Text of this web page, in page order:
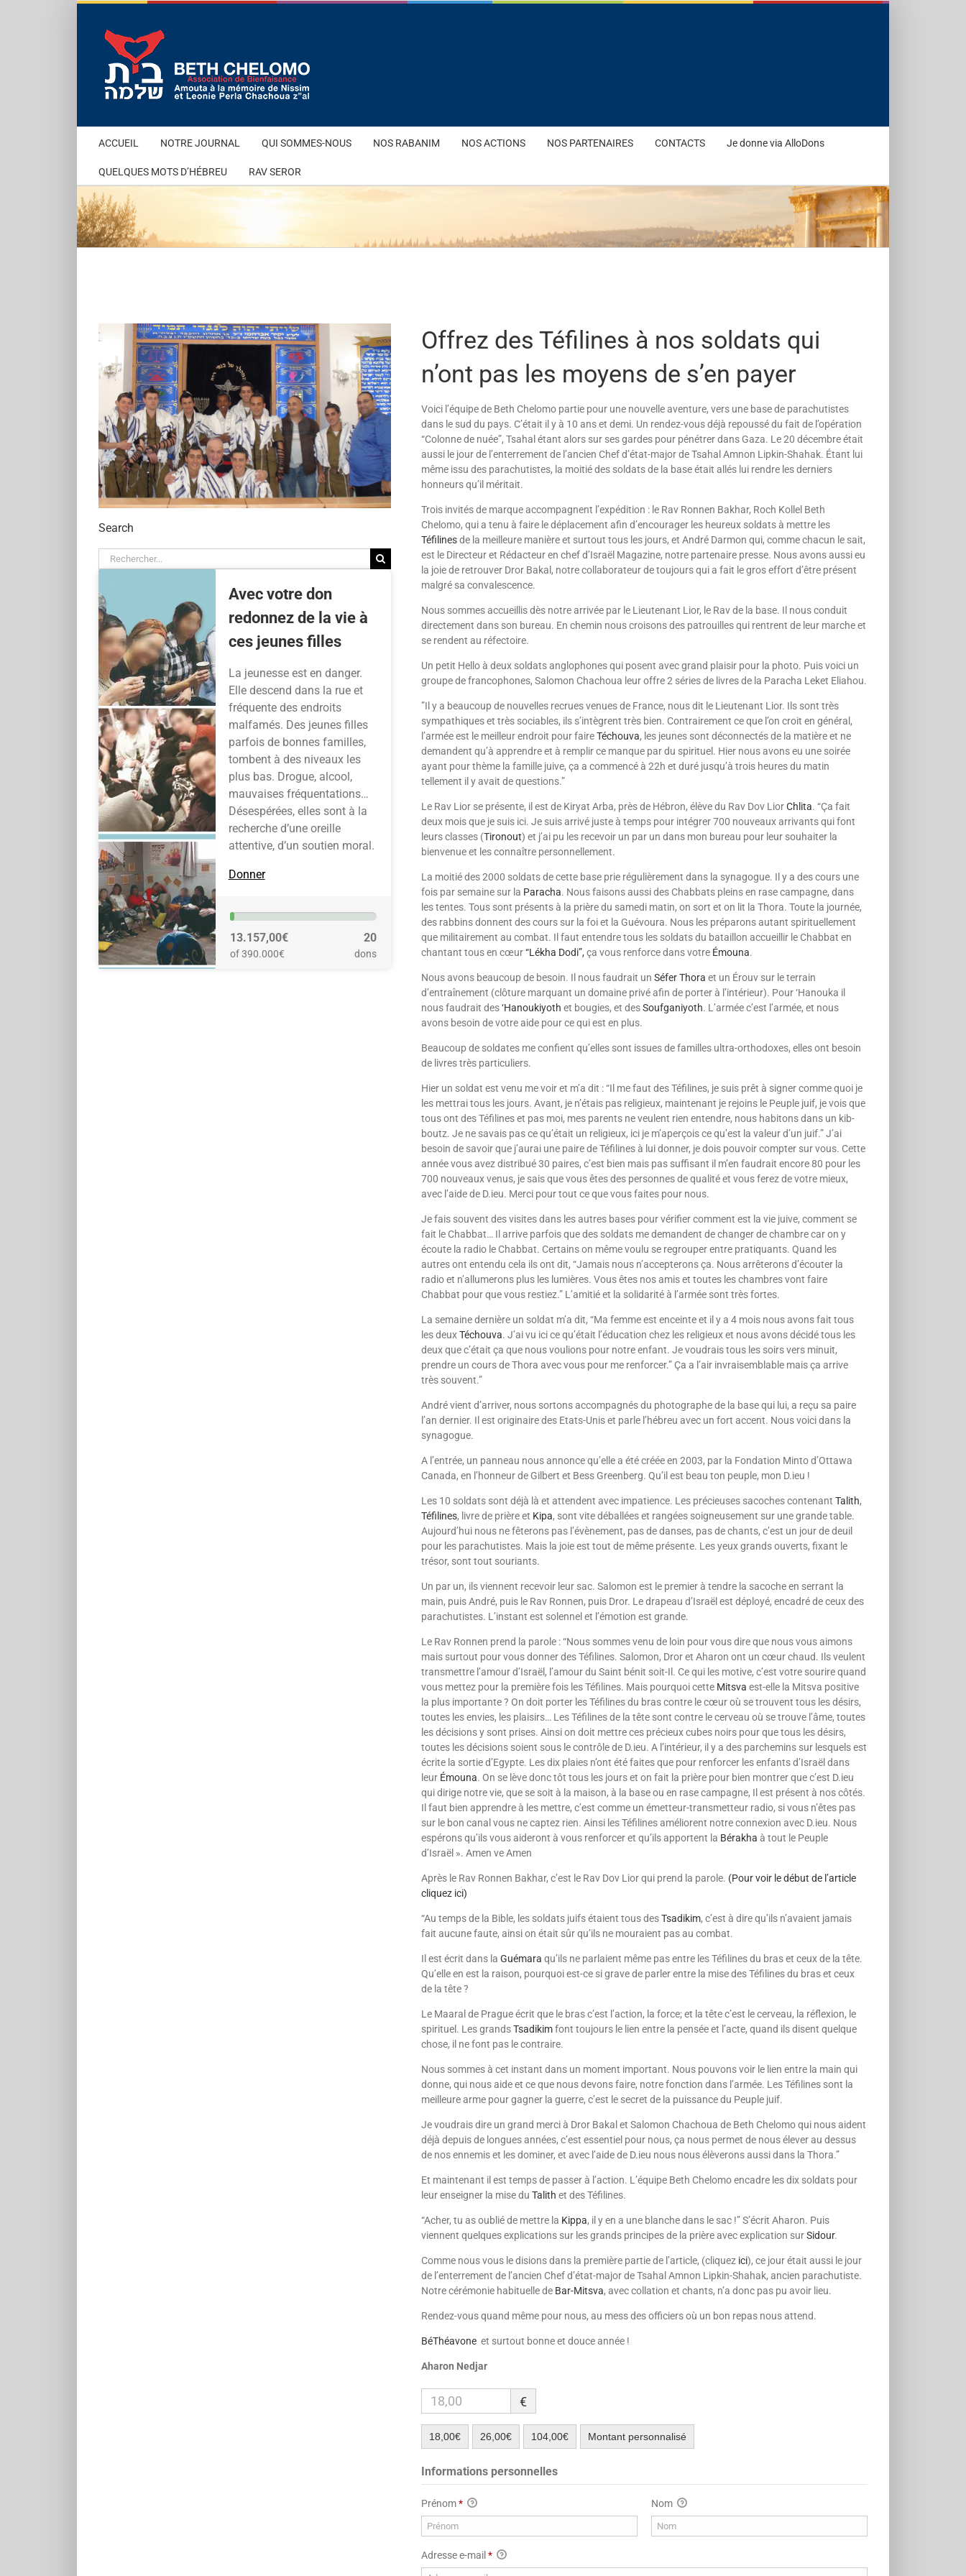
ACCUEIL NOTRE JOURNAL QUI SOMMES-NOUS NOS RABANIM NOS ACTIONS NOS PARTENAIRES CONTACTS Je donne via AlloDons
QUELQUES MOTS D’HÉBREU RAV SEROR
Search
Rechercher:
Avec votre don
redonnez de la vie à
ces jeunes filles
La jeunesse est en danger.
Elle descend dans la rue et
fréquente des endroits
malfamés. Des jeunes filles
parfois de bonnes familles,
tombent à des niveaux les
plus bas. Drogue, alcool,
mauvaises fréquentations…
Désespérées, elles sont à la
recherche d’une oreille
attentive, d’un soutien moral.
Donner
13.157,00€
of 390.000€
20
dons
Offrez des Téfilines à nos soldats qui
n’ont pas les moyens de s’en payer
Voici l’équipe de Beth Chelomo partie pour une nouvelle aventure, vers une base de parachutistes
dans le sud du pays. C’était il y à 10 ans et demi. Un rendez-vous déjà repoussé du fait de l’opération
“Colonne de nuée”, Tsahal étant alors sur ses gardes pour pénétrer dans Gaza. Le 20 décembre était
aussi le jour de l’enter­rement de l’ancien Chef d’état-major de Tsahal Amnon Lipkin-Shahak. Étant lui
même issu des parachutistes, la moitié des soldats de la base était allés lui rendre les derniers
honneurs qu’il méritait.
Trois invités de marque accompagnent l’expédition : le Rav Ronnen Bakhar, Roch Kollel Beth
Chelomo, qui a tenu à faire le déplacement afin d’encourager les heu­reux soldats à mettre les
Téfilinesde la meilleure manière et surtout tous les jours, et André Darmon qui, comme chacun le sait,
est le Directeur et Rédacteur en chef d’Israël Magazine, notre partenaire presse. Nous avons aussi eu
la joie de retrouver Dror Bakal, notre collaborateur de toujours qui a fait le gros effort d’être présent
malgré sa convalescence.
Nous sommes accueillis dès notre arrivée par le Lieutenant Lior, le Rav de la base. Il nous conduit
directement dans son bureau. En chemin nous croisons des patrouilles qui rentrent de leur marche et
se rendent au réfectoire.
Un petit Hello à deux soldats anglophones qui posent avec grand plaisir pour la photo. Puis voici un
groupe de fran­co­pho­nes, Salomon Chachoua leur offre 2 séries de livres de la Paracha Leket Eliahou.
”Il y a beaucoup de nouvelles recrues venues de France, nous dit le Lieu­tenant Lior. Ils sont très
sympathiques et très sociables, ils s’intègrent très bien. Contrairement ce que l’on croit en géné­ral,
l’armée est le meilleur endroit pour faireTéchouva, les jeunes sont déconnectés de la matière et ne
demandent qu’à apprendre et à remplir ce manque par du spirituel. Hier nous avons eu une soirée
ayant pour thème la famille juive, ça a commencé à 22h et duré jusqu’à trois heures du matin
tellement il y avait de questions.”
Le Rav Lior se présente, il est de Kiryat Arba, près de Hébron, élève du Rav Dov LiorChlita. “Ça fait
deux mois que je suis ici. Je suis arrivé juste à temps pour intégrer 700 nouveaux arrivants qui font
leurs classes (Tironout) et j’ai pu les recevoir un par un dans mon bureau pour leur souhaiter la
bienvenue et les connaî­tre personnellement.
La moitié des 2000 soldats de cette base prie régulièrement dans la synago­gue. Il y a des cours une
fois par semaine sur la Paracha. Nous faisons aussi des Chabbats pleins en rase campagne, dans
les tentes. Tous sont présents à la prière du samedi matin, on sort et on lit la Thora. Toute la journée,
des rabbins donnent des cours sur la foi et la Guévoura. Nous les préparons autant spirituellement
que militairement au combat. Il faut entendre tous les soldats du bataillon accueillir le Chabbat en
chantant tous en cœur“Lékha Dodi”, ça vous renforce dans votre Émouna.
Nous avons beaucoup de besoin. Il nous faudrait unSéfer Thora et un Érouv sur le terrain
d’entraînement (clôture mar­quant un domaine privé afin de porter à l’intérieur). Pour ‘Hanouka il
nous faudrait des‘Hanoukiyoth et bougies, et desSouf­ganiyoth. L’armée c’est l’armée, et nous
avons besoin de votre aide pour ce qui est en plus.
Beaucoup de soldates me confient qu’elles sont issues de familles ultra-orthodoxes, elles ont besoin
de livres très particuliers.
Hier un soldat est venu me voir et m’a dit : “Il me faut des Téfilines, je suis prêt à signer comme quoi je
les mettrai tous les jours. Avant, je n’étais pas religieux, maintenant je rejoins le Peuple juif, je vois que
tous ont des Téfilines et pas moi, mes parents ne veulent rien entendre, nous habitons dans un kib­­­
boutz. Je ne savais pas ce qu’était un religieux, ici je m’aperçois ce qu’est la valeur d’un juif.” J’ai
besoin de savoir que j’aurai une paire de Téfilines à lui donner, je dois pouvoir compter sur vous. Cette
année vous avez distribué 30 paires, c’est bien mais pas suffisant il m’en fau­drait encore 80 pour les
700 nouveaux venus, je sais que vous êtes des personnes de qua­lité et vous ferez de votre mieux,
avec l’aide de D.ieu. Merci pour tout ce que vous faites pour nous.
Je fais souvent des visites dans les autres bases pour vérifier comment est la vie juive, comment se
fait le Chabbat… Il arrive parfois que des soldats me demandent de changer de chambre car on y
écoute la radio le Chabbat. Certains on même voulu se regrouper entre pratiquants. Quand les
autres ont entendu cela ils ont dit, “Jamais nous n’accepterons ça. Nous arrêterons d’écouter la
radio et n’allumerons plus les lumières. Vous êtes nos amis et toutes les chambres vont faire
Chabbat pour que vous restiez.” L’amitié et la solidarité à l’armée sont très fortes.
La semaine dernière un soldat m’a dit, “Ma femme est enceinte et il y a 4 mois nous avons fait tous
les deuxTéchouva. J’ai vu ici ce qu’était l’éducation chez les religieux et nous avons décidé tous les
deux que c’était ça que nous voulions pour notre enfant. Je voudrais tous les soirs vers minuit,
prendre un cours de Thora avec vous pour me renforcer.” Ça a l’air invraisemblable mais ça arrive
très souvent.”
André vient d’arriver, nous sortons accompagnés du photographe de la base qui lui, a reçu sa paire
l’an dernier. Il est originaire des Etats-Unis et parle l’hébreu avec un fort accent. Nous voici dans la
synagogue.
A l’entrée, un panneau nous annonce qu’elle a été créée en 2003, par la Fondation Minto d’Ottawa
Canada, en l’honneur de Gilbert et Bess Greenberg. Qu’il est beau ton peuple, mon D.ieu !
Les 10 soldats sont déjà là et attendent avec impatience. Les précieuses sacoches contenantTalith,
Téfilines, livre de prière et Kipa, sont vite déballées et rangées soigneusement sur une grande table.
Aujour­d’hui nous ne fêterons pas l’évènement, pas de danses, pas de chants, c’est un jour de deuil
pour les parachutistes. Mais la joie est tout de même présente. Les yeux grands ouverts, fixant le
trésor, sont tout souriants.
Un par un, ils viennent recevoir leur sac. Salomon est le premier à tendre la sacoche en serrant la
main, puis André, puis le Rav Ronnen, puis Dror. Le drapeau d’Israël est déployé, encadré de ceux des
para­chutistes. L’ins­tant est solennel et l’é­mo­tion est grande.
Le Rav Ronnen prend la parole : “Nous sommes venu de loin pour vous dire que nous vous aimons
mais surtout pour vous donner des Téfilines. Salomon, Dror et Aharon ont un cœur chaud. Ils veulent
transmettre l’amour d’Israël, l’amour du Saint bénit soit-Il. Ce qui les motive, c’est votre sourire quand
vous mettez pour la première fois les Téfilines. Mais pourquoi cette Mitsva est-elle la Mitsva positive
la plus importante ? On doit porter les Téfilines du bras contre le cœur où se trouvent tous les désirs,
toutes les envies, les plaisirs… Les Téfilines de la tête sont contre le cerveau où se trouve l’âme, toutes
les décisions y sont prises. Ainsi on doit mettre ces précieux cubes noirs pour que tous les désirs,
toutes les décisions soient sous le contrôle de D.ieu. A l’intérieur, il y a des parchemins sur lesquels est
écrite la sortie d’Egypte. Les dix plaies n’ont été faites que pour renforcer les enfants d’Israël dans
leur Émouna. On se lève donc tôt tous les jours et on fait la prière pour bien montrer que c’est D.ieu
qui dirige notre vie, que se soit à la maison, à la base ou en rase campagne, Il est présent à nos côtés.
Il faut bien apprendre à les mettre, c’est comme un émetteur-transmetteur radio, si vous n’êtes pas
sur le bon canal vous ne captez rien. Ainsi les Téfilines améliorent notre connexion avec D.ieu. Nous
espérons qu’ils vous aideront à vous renforcer et qu’ils apportent la Bérakha à tout le Peuple
d’Israël ». Amen ve Amen
Après le Rav Ronnen Bakhar, c’est le Rav Dov Lior qui prend la parole. (Pour voir le début de l’article
cliquez ici)
“Au temps de la Bible, les soldats juifs étaient tous desTsadikim, c’est à dire qu’ils n’avaient jamais
fait aucune faute, ainsi on était sûr qu’ils ne mouraient pas au combat.
Il est écrit dans laGuémara qu’ils ne parlaient même pas entre les Téfilines du bras et ceux de la tête.
Qu’elle en est la raison, pourquoi est-ce si grave de parler entre la mise des Téfilines du bras et ceux
de la tête ?
Le Maaral de Prague écrit que le bras c’est l’action, la force; et la tête c’est le cerveau, la réflexion, le
spirituel. Les grandsTsadikimfont toujours le lien entre la pensée et l’acte, quand ils disent quel­que
chose, il ne font pas le contraire.
Nous sommes à cet instant dans un moment important. Nous pouvons voir le lien entre la main qui
donne, qui nous aide et ce que nous devons faire, notre fonction dans l’armée. Les Téfilines sont la
meilleure arme pour gagner la guerre, c’est le secret de la puissance du Peuple juif.
Je voudrais dire un grand merci à Dror Bakal et Salomon Chachoua de Beth Chelomo qui nous aident
déjà depuis de longues années, c’est essentiel pour nous, ça nous permet de nous élever au dessus
de nos ennemis et les dominer, et avec l’aide de D.ieu nous nous élèverons aussi dans la Thora.”
Et maintenant il est temps de passer à l’action. L’équipe Beth Chelomo encadre les dix soldats pour
leur enseigner la mise duTalith et des Téfilines.
“Acher, tu as oublié de mettre la Kippa, il y en a une blanche dans le sac !” S’écrit Aharon. Puis
viennent quelques explications sur les grands principes de la prière avec explication surSidour.
Comme nous vous le disions dans la première partie de l’article, (cliquez ici), ce jour était aussi le jour
de l’enter­rement de l’ancien Chef d’état-major de Tsahal Amnon Lipkin-Shahak, ancien parachutiste.
Notre cérémonie habituelle de Bar-Mitsva, avec collation et chants, n’a donc pas pu avoir lieu.
Rendez-vous quand même pour nous, au mess des officiers où un bon repas nous attend.
BéThéavone et surtout bonne et douce année !
Aharon Nedjar
€
18,00€ 26,00€ 104,00€ Montant personnalisé
Informations personnelles
Prénom* Nom
Adresse e-mail*